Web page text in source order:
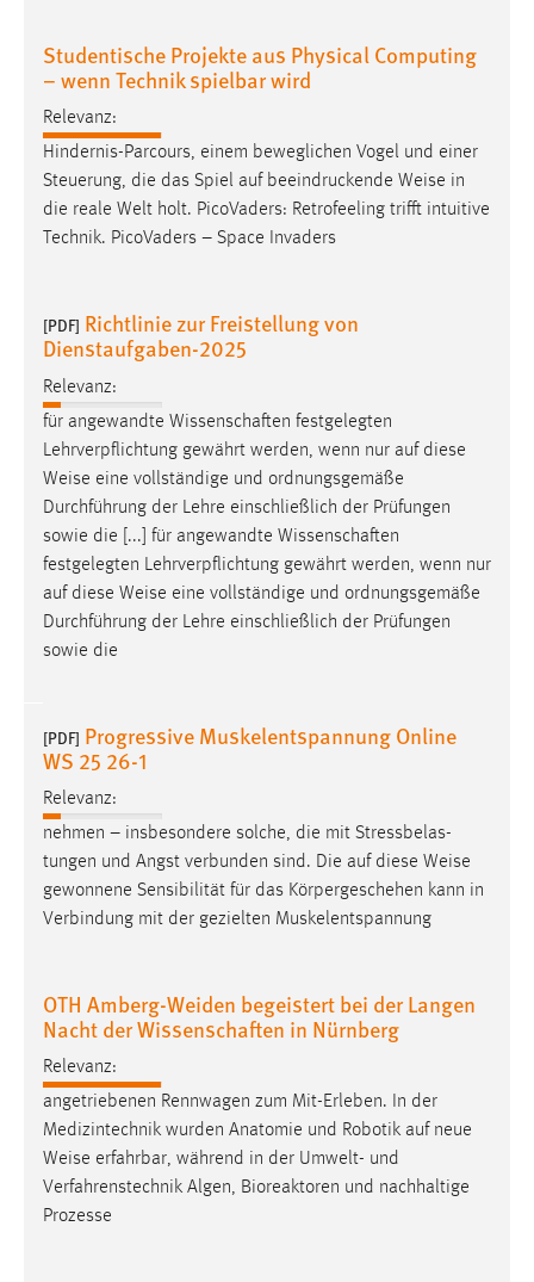
Studentische Projekte aus Physical Computing
– wenn Technik spielbar wird
Relevanz:
Hindernis-Parcours, einem beweglichen Vogel und einer
Steuerung, die das Spiel auf beeindruckende Weise in
die reale Welt holt. PicoVaders: Retrofeeling trifft intuitive
Technik. PicoVaders – Space Invaders
[PDF] Richtlinie zur Freistellung von
Dienstaufgaben-2025
Relevanz:
für angewandte Wissenschaften festgelegten
Lehrverpflichtung gewährt werden, wenn nur auf diese
Weise eine vollständige und ordnungsgemäße
Durchführung der Lehre einschließlich der Prüfungen
sowie die [...] für angewandte Wissenschaften
festgelegten Lehrverpflichtung gewährt werden, wenn nur
auf diese Weise eine vollständige und ordnungsgemäße
Durchführung der Lehre einschließlich der Prüfungen
sowie die
[PDF] Progressive Muskelentspannung Online
WS 25 26-1
Relevanz:
nehmen – insbesondere solche, die mit Stressbelas-
tungen und Angst verbunden sind. Die auf diese Weise
gewonnene Sensibilität für das Körpergeschehen kann in
Verbindung mit der gezielten Muskelentspannung
OTH Amberg-Weiden begeistert bei der Langen
Nacht der Wissenschaften in Nürnberg
Relevanz:
angetriebenen Rennwagen zum Mit-Erleben. In der
Medizintechnik wurden Anatomie und Robotik auf neue
Weise erfahrbar, während in der Umwelt- und
Verfahrenstechnik Algen, Bioreaktoren und nachhaltige
Prozesse
Cookie Laufzeit:
30 Tage
Chat
Name:
MibewSessionID, MIBEW_UserID, mibew_locale, mibew-
chat-frame-style-5e9dbeb1811c0446
Wird benötigt um die Chatfunktion nutzen zu können.
Cookie Laufzeit:
MibewSessionID, mibew-chat-frame-style-
5e9dbeb1811c0446 = Sitzungslaufzeit, mibew_locale = 3
Login
Name:
Zweck:
Dieser Cookie ist notwendig um sich an der Website
24 Stunden
STATISTIK
Statistik Cookies erfassen Informationen anonym.
Diese Informationen helfen uns zu verstehen, wie
Matomo
Name:
_pk_ref, _pk_cvar, _pk_id, _pk_ses
Zweck:
Zugriffsstatistik
Cookie Laufzeit: